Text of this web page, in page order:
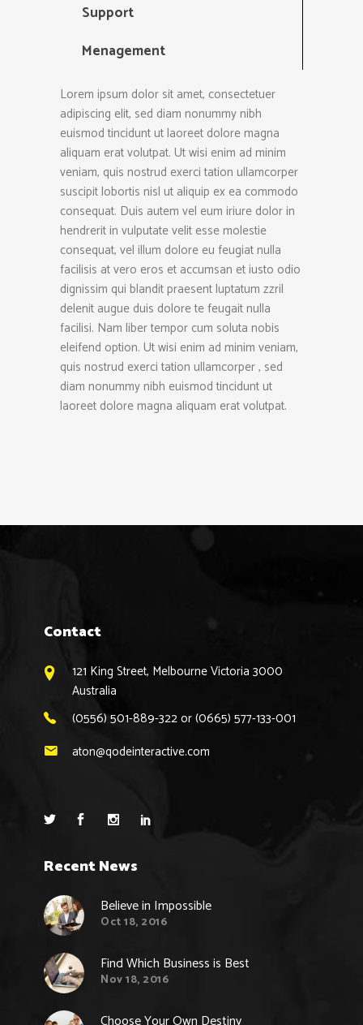
Support
Menagement
Lorem ipsum dolor sit amet, consectetuer
adipiscing elit, sed diam nonummy nibh
euismod tincidunt ut laoreet dolore magna
aliquam erat volutpat. Ut wisi enim ad minim
veniam, quis nostrud exerci tation ullamcorper
suscipit lobortis nisl ut aliquip ex ea commodo
consequat. Duis autem vel eum iriure dolor in
hendrerit in vulputate velit esse molestie
consequat, vel illum dolore eu feugiat nulla
facilisis at vero eros et accumsan et iusto odio
dignissim qui blandit praesent luptatum zzril
delenit augue duis dolore te feugait nulla
facilisi. Nam liber tempor cum soluta nobis
eleifend option. Ut wisi enim ad minim veniam,
quis nostrud exerci tation ullamcorper , sed
diam nonummy nibh euismod tincidunt ut
laoreet dolore magna aliquam erat volutpat.
Contact
121 King Street, Melbourne Victoria 3000
Australia
(0556) 501-889-322 or (0665) 577-133-001
aton@qodeinteractive.com
Recent News
Believe in Impossible
Oct 18, 2016
Find Which Business is Best
Nov 18, 2016